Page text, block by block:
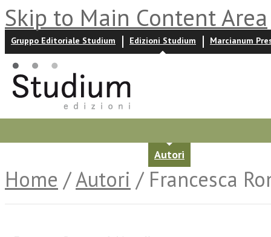
Skip to Main Content Area
Gruppo Editoriale Studium Edizioni Studium Marcianum
Autori
Home /Autori / Francesca